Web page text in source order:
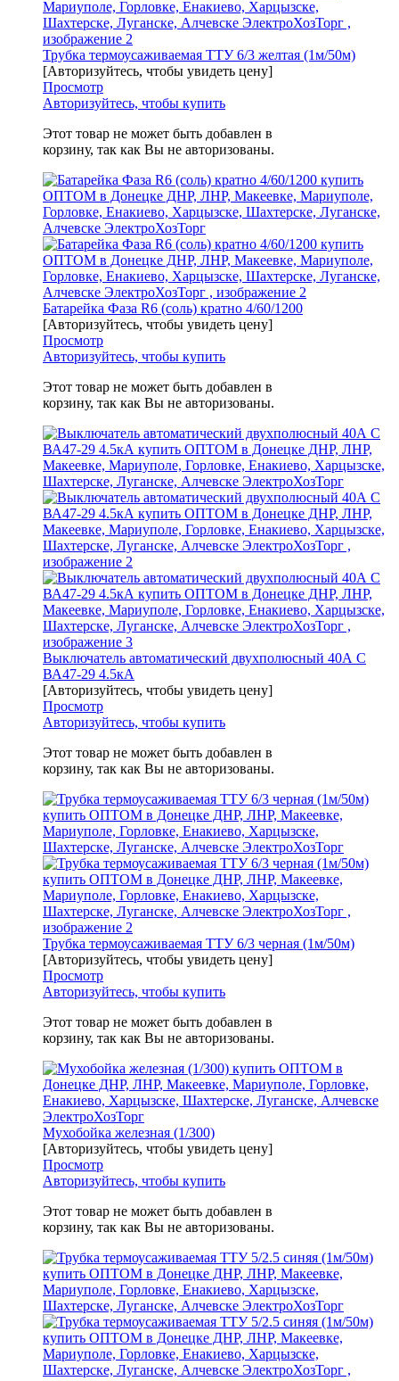
Трубка термоусаживаемая ТТУ 6/3 желтая (1м/50м)
[Авторизуйтесь, чтобы увидеть цену]
Просмотр
Авторизуйтесь, чтобы купить
Этот товар не может быть добавлен в
корзину, так как Вы не авторизованы.
Батарейка Фаза R6 (соль) кратно 4/60/1200
[Авторизуйтесь, чтобы увидеть цену]
Просмотр
Авторизуйтесь, чтобы купить
Этот товар не может быть добавлен в
корзину, так как Вы не авторизованы.
Выключатель автоматический двухполюсный 40А С
ВА47-29 4.5кА
[Авторизуйтесь, чтобы увидеть цену]
Просмотр
Авторизуйтесь, чтобы купить
Этот товар не может быть добавлен в
корзину, так как Вы не авторизованы.
Трубка термоусаживаемая ТТУ 6/3 черная (1м/50м)
[Авторизуйтесь, чтобы увидеть цену]
Просмотр
Авторизуйтесь, чтобы купить
Этот товар не может быть добавлен в
корзину, так как Вы не авторизованы.
Мухобойка железная (1/300)
[Авторизуйтесь, чтобы увидеть цену]
Просмотр
Авторизуйтесь, чтобы купить
Этот товар не может быть добавлен в
корзину, так как Вы не авторизованы.